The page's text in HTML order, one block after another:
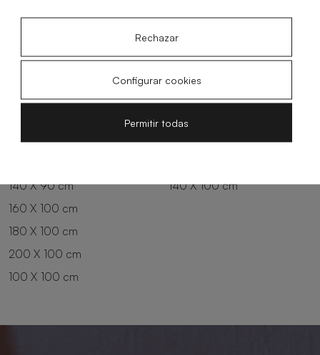
100 X 90 cm
140 X 90 cm
180 X 90 cm
200 X 90 cm
140 X 100 cm
160 X 100 cm
180 X 100 cm
200 X 100 cm
100 X 100 cm
Rechazar
Configurar cookies
Permitir todas